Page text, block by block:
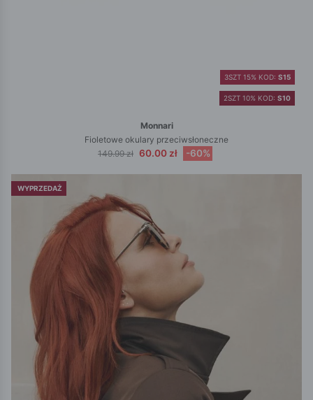
2SZT 10% KOD: S10
3SZT 15% KOD: S15
Monnari
Fioletowe okulary przeciwsłoneczne
149.99 zł 60.00 zł -60%
WYPRZEDAŻ